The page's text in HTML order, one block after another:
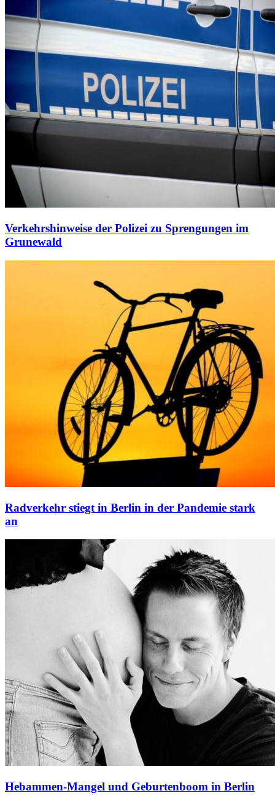
Verkehrshinweise der Polizei zu Sprengungen im
Grunewald
Radverkehr stiegt in Berlin in der Pandemie stark
an
Hebammen-Mangel und Geburtenboom in Berlin